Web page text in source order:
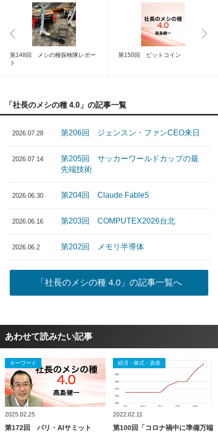
第148回 メシの種探検隊レポー
ト
第150回 ビットコイン
「社長のメシの種 4.0」の記事一覧
2026.07.28 第206回 ジェンスン・ファンCEO来日
2026.07.14
第205回 サッカーワールドカップの最
先端技術
2026.06.30 第204回 Claude Fable5
2026.06.16 第203回 COMPUTEX2026台北
2026.06.2 第202回 メモリ半導体
「社長のメシの種 4.0」の記事一覧へ
あわせて読みたい記事
キーワード
2025.02.25
第172回 パリ・AIサミット
経済・株式・資産
2022.02.11
第100回「コロナ禍中に準備万端